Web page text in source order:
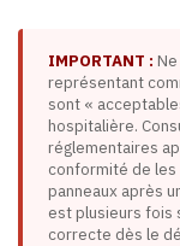
IMPORTANT :
représentant
sont «
hospitalière.
réglementaires
conformité de les
panneaux après
est plusieurs fois
correcte dès le